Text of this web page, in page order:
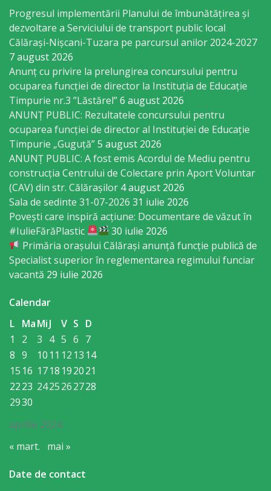
local
Secretarul
Consiliului
Consilieri
Comisii
de
specialitate
Regulamentul
Consiliului
Dispoziții
de
decizii
Deciziile
Consiliului
Progresul implementării Planului de îmbunătățirea și
dezvoltare a Serviciului de transport public local
Călărași-Nișcani-Tuzara pe parcursul anilor 2024-2027
7 august 2026
Anunț cu privire la prelungirea concursului pentru
ocuparea funcţiei de director la Instituția de Educație
Timpurie nr.3 ”Lăstărel”6 august 2026
ANUNȚ PUBLIC: Rezultatele concursului pentru
ocuparea funcției de director al Instituției de Educație
Timpurie „Guguță”5 august 2026
ANUNȚ PUBLIC: A fost emis Acordul de Mediu pentru
construcția Centrului de Colectare prin Aport Voluntar
(CAV) din str. Călărașilor 4 august 2026
Sala de sedinte 31-07-2026 31 iulie 2026
Povești care inspiră acțiune: Documentare de văzut în
#IulieFărăPlastic
30 iulie 2026
Primăria orașului Călărași anunță funcție publică de
Specialist superior în reglementarea regimului funciar
vacantă 29 iulie 2026
Calendar
aprilie 2024
L MaMiJ V S D
1
2 3 4 5 6 7
8 9 10 11 12 13 14
15 16 1718 192021
2223 2425262728
2930
« mart. mai »
Date de contact